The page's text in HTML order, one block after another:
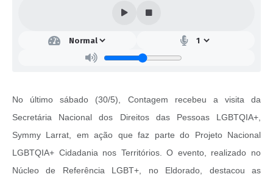
No último sábado (30/5), Contagem recebeu a visita da
Secretária Nacional dos Direitos das Pessoas LGBTQIA+,
Symmy Larrat, em ação que faz parte do Projeto Nacional
LGBTQIA+ Cidadania nos Territórios. O evento, realizado no
Núcleo de Referência LGBT+, no Eldorado, destacou as